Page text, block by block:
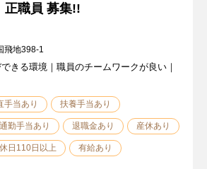
正職員 募集!!
飛地398-1
きる環境｜職員のチームワークが良い｜
手当あり 扶養手当あり
通勤手当あり 退職金あり 産休あり
日110日以上 有給あり